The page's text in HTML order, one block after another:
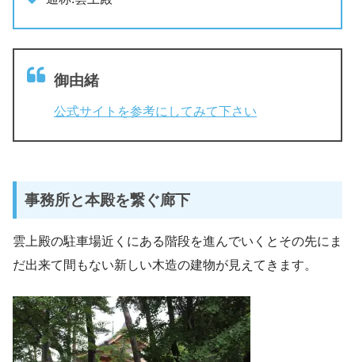
御由緒
公式サイトを参考にしてみて下さい
事務所と本殿を繋ぐ廊下
雲上殿の駐車場近くにある階段を進んでいくとその先にま
だ出来て間もない新しい木造の建物が見えてきます。